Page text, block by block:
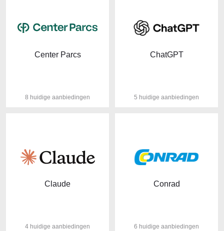
Center Parcs
8 huidige aanbiedingen
ChatGPT
5 huidige aanbiedingen
Claude
4 huidige aanbiedingen
Conrad
6 huidige aanbiedingen